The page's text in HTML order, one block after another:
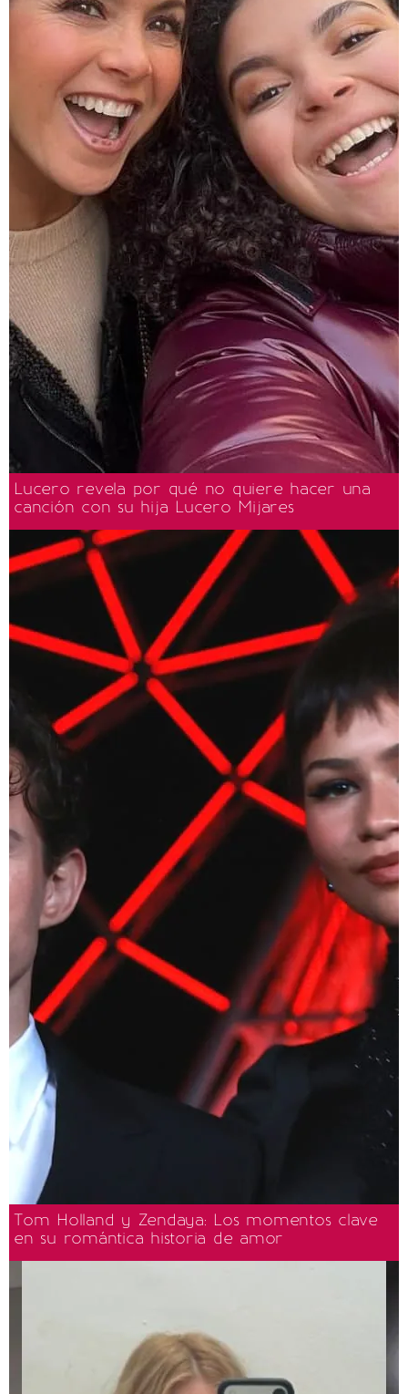
Lucero revela por qué no quiere hacer una
canción con su hija Lucero Mijares
Tom Holland y Zendaya: Los momentos clave
en su romántica historia de amor